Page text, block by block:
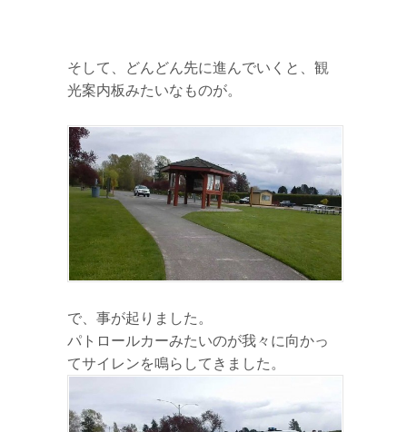
そして、どんどん先に進んでいくと、観
光案内板みたいなものが。
で、事が起りました。
パトロールカーみたいのが我々に向かっ
てサイレンを鳴らしてきました。